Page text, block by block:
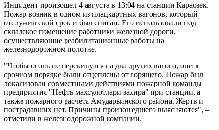
Инцидент произошел 4 августа в 13:04 на станции Караозек.
Пожар возник в одном из плацкартных вагонов, который
отслужил свой срок и был списан. Его использовали под
складское помещение работники железной дороги,
осуществляющие реабилитационные работы на
железнодорожном полотне.
"Чтобы огонь не перекинулся на два других вагона, они в
срочном порядке были отцеплены от горящего. Пожар был
локализован совместными действиями пожарной команды
предприятия "Нефть махсулотлари захира" при станции, а
также пожарного расчёта Амударьинского района. Жертв и
пострадавших нет. Причины произошедшего выясняются", –
отметили в железнодорожной компании.